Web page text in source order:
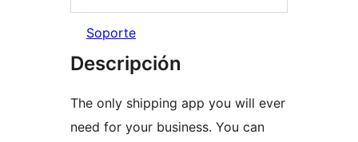
Soporte
Descripción
The only shipping app you will ever
need for your business. You can